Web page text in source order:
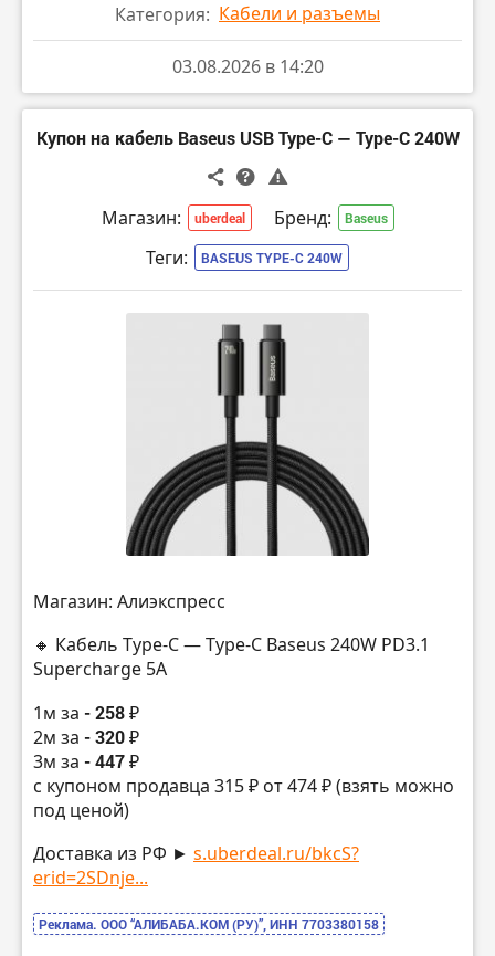
Категория: Кабели и разъемы
03.08.2026 в 14:20
Купон на кабель Baseus USB Type-C — Type-C 240W
Магазин: uberdeal Бренд: Baseus
Теги: BASEUS TYPE-C 240W
Магазин: Алиэкспресс
🔸 Кабель Type-C — Type-C Baseus 240W PD3.1
Supercharge 5A
1м за - 258 ₽
2м за - 320 ₽
3м за - 447 ₽
с купоном продавца 315 ₽ от 474 ₽ (взять можно
под ценой)
Доставка из РФ ► s.uberdeal.ru/bkcS?
erid=2SDnje...
Реклама. ООО “АЛИБАБА.КОМ (РУ)”, ИНН 7703380158